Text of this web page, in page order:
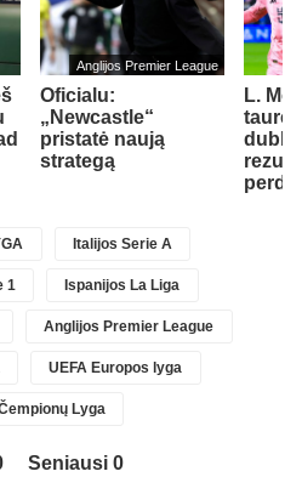
Anglijos Premier League
Oficialu:
„Newcastle“
pristatė naują
strategą
L.
Italijos Serie A
1 Ispanijos La Liga
Anglijos Premier League
UEFA Europos lyga
Lyga
Seniausi 0